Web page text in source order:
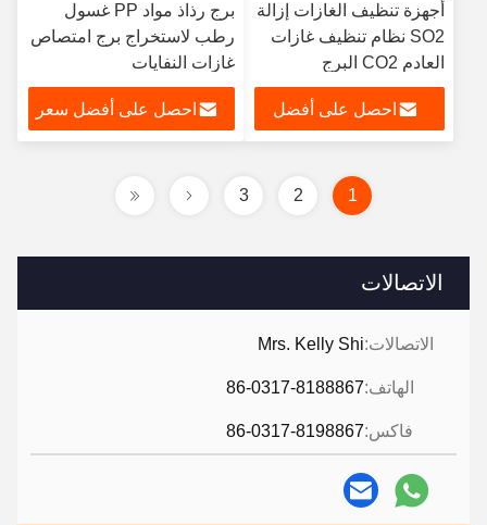
الاتصالات
الاتصالات:Mrs. Kelly Shi
الهاتف:86-0317-8188867
فاكس:86-0317-8198867
أجهزة تنظيف الغازات إزالة
SO2 نظام تنظيف غازات
العادم CO2 البرج
احصل على أفضل
برج رذاذ مواد PP غسول
رطب لاستخراج برج امتصاص
غازات النفايات
احصل على أفضل سعر
1
2
3